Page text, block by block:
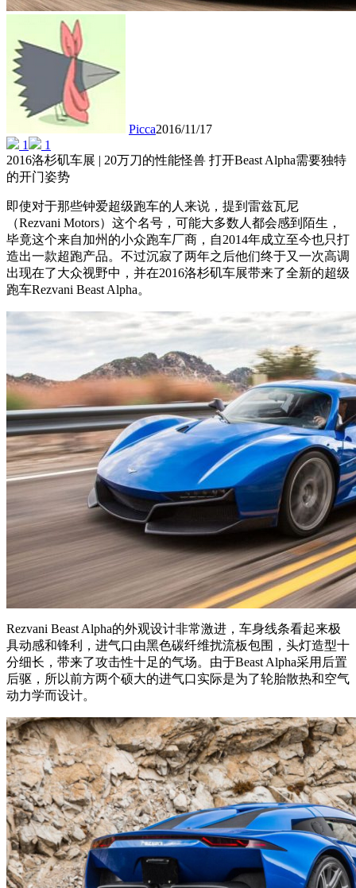
Picca2016/11/17
1
1
2016洛杉矶车展 | 20万刀的性能怪兽 打开Beast Alpha需要独特
的开门姿势
即使对于那些钟爱超级跑车的人来说，提到雷兹瓦尼
（Rezvani Motors）这个名号，可能大多数人都会感到陌生，
毕竟这个来自加州的小众跑车厂商，自2014年成立至今也只打
造出一款超跑产品。不过沉寂了两年之后他们终于又一次高调
出现在了大众视野中，并在2016洛杉矶车展带来了全新的超级
跑车Rezvani Beast Alpha。
Rezvani Beast Alpha的外观设计非常激进，车身线条看起来极
具动感和锋利，进气口由黑色碳纤维扰流板包围，头灯造型十
分细长，带来了攻击性十足的气场。由于Beast Alpha采用后置
后驱，所以前方两个硕大的进气口实际是为了轮胎散热和空气
动力学而设计。